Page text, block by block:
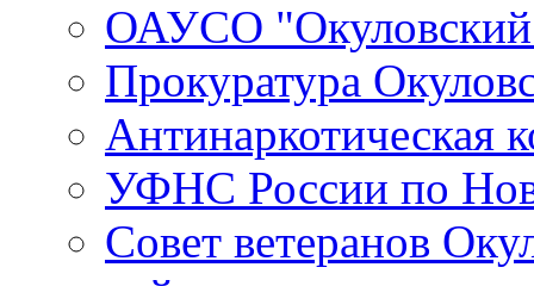
ОАУСО
Прокуратура
Антинаркотическая
УФНС России по
Совет ветеранов